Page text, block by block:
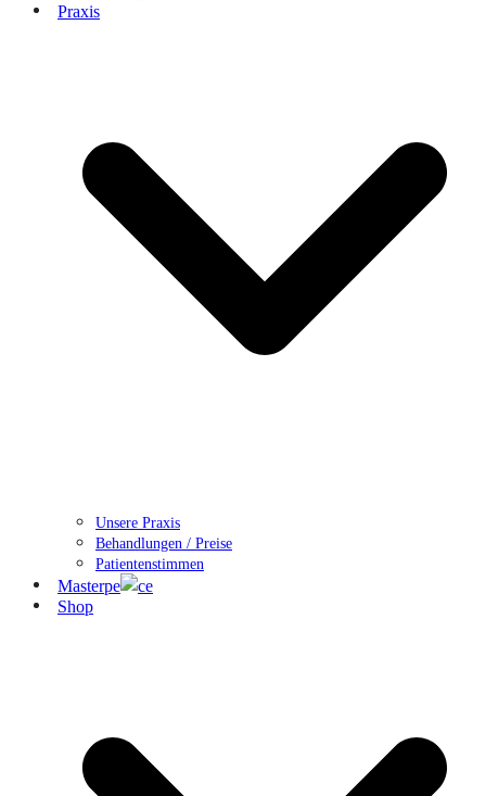
Praxis
Unsere Praxis
Behandlungen / Preise
Patientenstimmen
Masterpe
ce
Shop